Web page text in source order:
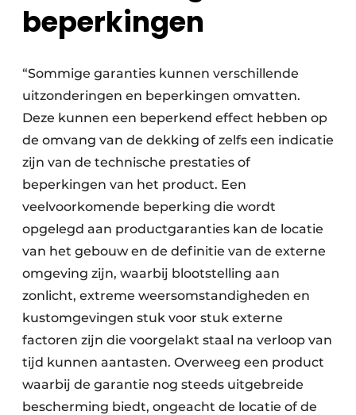
beperkingen
“Sommige garanties kunnen verschillende
uitzonderingen en beperkingen omvatten.
Deze kunnen een beperkend effect hebben op
de omvang van de dekking of zelfs een indicatie
zijn van de technische prestaties of
beperkingen van het product. Een
veelvoorkomende beperking die wordt
opgelegd aan productgaranties kan de locatie
van het gebouw en de definitie van de externe
omgeving zijn, waarbij blootstelling aan
zonlicht, extreme weersomstandigheden en
kustomgevingen stuk voor stuk externe
factoren zijn die voorgelakt staal na verloop van
tijd kunnen aantasten. Overweeg een product
waarbij de garantie nog steeds uitgebreide
bescherming biedt, ongeacht de locatie of de